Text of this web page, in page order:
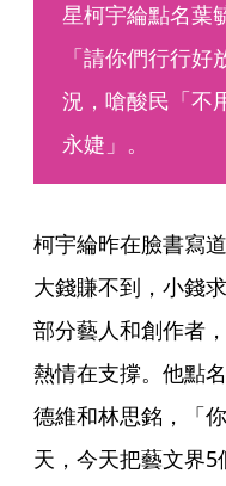
星柯宇綸點名葉
「請你們行行
況，嗆酸民「不
永婕」。
柯宇綸昨在臉書寫
大錢賺不到，小錢
部分藝人和創作者
熱情在支撐。他點
德維和林思銘，「
天，今天把藝文界